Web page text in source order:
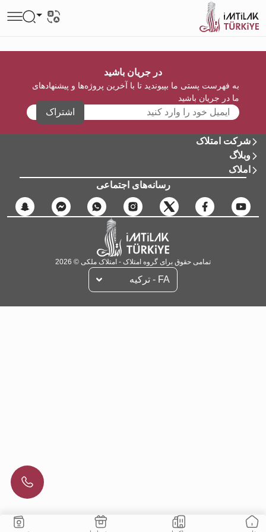
در جریان باشید
به فهرست پستی ما بپیوندید تا با آخرین پروژه‌ها و پیشنهادهای
ما در جریان باشید
اشتراک
شرکت امتلاک
وبلاگ
املاک
رسانه‌های اجتماعی
تمامی حقوق برای گروه امتلاک - امتلاک ملکی © 2026
FA - تركيه